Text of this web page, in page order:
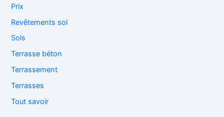
Prix
Revêtements sol
Sols
Terrasse béton
Terrassement
Terrasses
Tout savoir